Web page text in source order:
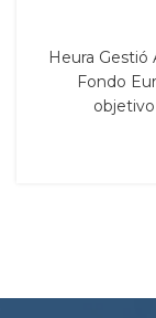
Heura Gestió
Fondo